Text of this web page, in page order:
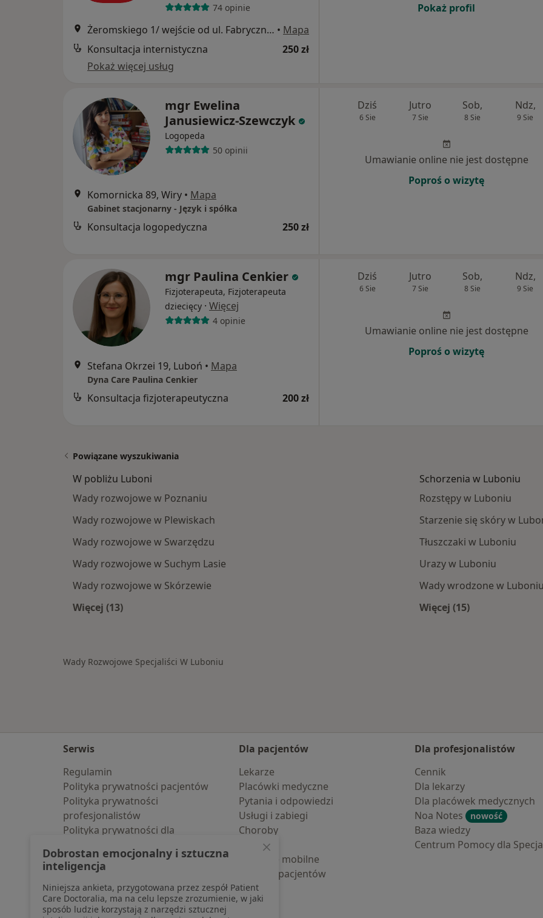
74 opinie
Żeromskiego 1/ wejście od ul. Fabrycznej, Luboń • Mapa
Konsultacja internistyczna
250 zł
Pokaż więcej usług
Pokaż profil
mgr Ewelina
Janusiewicz-Szewczyk
Logopeda
50 opinii
Komornicka 89, Wiry • Mapa
Gabinet stacjonarny - Język i spółka
Konsultacja logopedyczna 250 zł
Dziś
6 Sie
Jutro
7 Sie
Sob,
8 Sie
Ndz,
9 Sie
Umawianie online nie jest dostępne
Poproś o wizytę
mgr Paulina Cenkier
Fizjoterapeuta, Fizjoterapeuta
dziecięcy · Więcej
4 opinie
Stefana Okrzei 19, Luboń • Mapa
Dyna Care Paulina Cenkier
Konsultacja fizjoterapeutyczna 200 zł
Dziś
6 Sie
Jutro
7 Sie
Sob,
8 Sie
Ndz,
9 Sie
Umawianie online nie jest dostępne
Poproś o wizytę
Powiązane wyszukiwania
W pobliżu Luboni
Wady rozwojowe w Poznaniu
Wady rozwojowe w Plewiskach
Wady rozwojowe w Swarzędzu
Wady rozwojowe w Suchym Lasie
Wady rozwojowe w Skórzewie
Więcej (13)
Schorzenia w Luboniu
Rozstępy w Luboniu
Starzenie się skóry w
Tłuszczaki w Luboniu
Urazy w Luboniu
Wady wrodzone w Luboniu
Więcej (15)
Wady Rozwojowe Specjaliści W Luboniu
Serwis
Regulamin
Polityka prywatności pacjentów
Polityka prywatności
profesjonalistów
Polityka prywatności dla
pozyskaliśmy samodzielnie
Polityka cookies
Jak działają wyniki wyszukiwania
Dostępność
Dla pacjentów
Lekarze
Placówki medyczne
Pytania i odpowiedzi
Usługi i zabiegi
Choroby
Pomoc
Aplikacje mobilne
Blog dla pacjentów
Dla profesjonalistów
Cennik
Dla lekarzy
Dla placówek medycznych
Noa Notes
nowość
Baza wiedzy
Centrum Pomocy dla
Dobrostan emocjonalny i sztuczna
inteligencja
Niniejsza ankieta, przygotowana przez zespół Patient
Care Doctoralia, ma na celu lepsze zrozumienie, w jaki
sposób ludzie korzystają z narzędzi sztucznej